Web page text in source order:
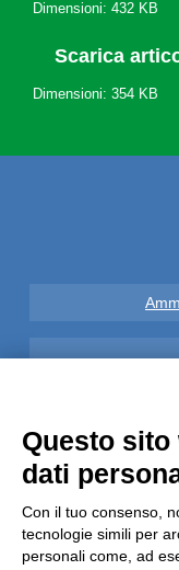
Dimensioni: 432 KB
Scarica
Dimensioni: 354 KB
Questo
dati
Con il tuo consenso,
tecnologie simili per
personali come, ad